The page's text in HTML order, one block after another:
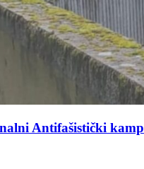
Antifašistički kamp